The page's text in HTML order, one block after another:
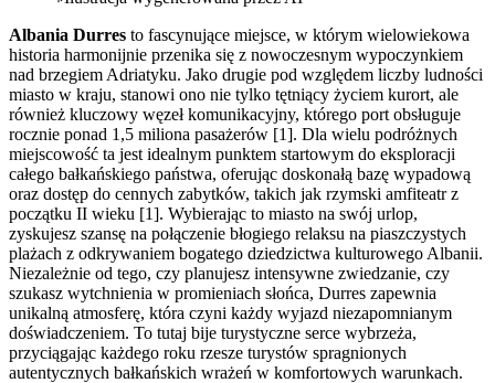
Albania Durres to fascynujące miejsce, w którym wielowiekowa
historia harmonijnie przenika się z nowoczesnym wypoczynkiem
nad brzegiem Adriatyku. Jako drugie pod względem liczby ludności
miasto w kraju, stanowi ono nie tylko tętniący życiem kurort, ale
również kluczowy węzeł komunikacyjny, którego port obsługuje
rocznie ponad 1,5 miliona pasażerów [1]. Dla wielu podróżnych
miejscowość ta jest idealnym punktem startowym do eksploracji
całego bałkańskiego państwa, oferując doskonałą bazę wypadową
oraz dostęp do cennych zabytków, takich jak rzymski amfiteatr z
początku II wieku [1]. Wybierając to miasto na swój urlop,
zyskujesz szansę na połączenie błogiego relaksu na piaszczystych
plażach z odkrywaniem bogatego dziedzictwa kulturowego Albanii.
Niezależnie od tego, czy planujesz intensywne zwiedzanie, czy
szukasz wytchnienia w promieniach słońca, Durres zapewnia
unikalną atmosferę, która czyni każdy wyjazd niezapomnianym
doświadczeniem. To tutaj bije turystyczne serce wybrzeża,
przyciągając każdego roku rzesze turystów spragnionych
autentycznych bałkańskich wrażeń w komfortowych warunkach.